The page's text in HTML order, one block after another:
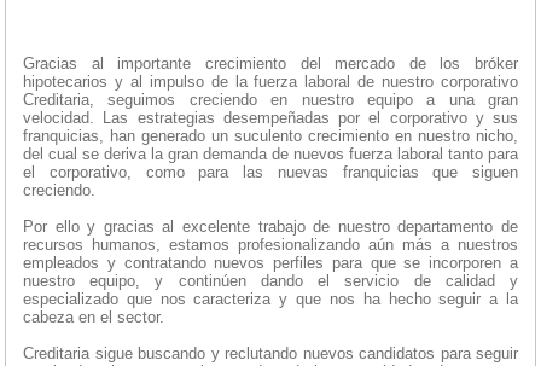
Gracias al importante crecimiento del mercado de los bróker
hipotecarios y al impulso de la fuerza laboral de nuestro corporativo
Creditaria, seguimos creciendo en nuestro equipo a una gran
velocidad. Las estrategias desempeñadas por el corporativo y sus
franquicias, han generado un suculento crecimiento en nuestro nicho,
del cual se deriva la gran demanda de nuevos fuerza laboral tanto para
el corporativo, como para las nuevas franquicias que siguen
creciendo.
Por ello y gracias al excelente trabajo de nuestro departamento de
recursos humanos, estamos profesionalizando aún más a nuestros
empleados y contratando nuevos perfiles para que se incorporen a
nuestro equipo, y continúen dando el servicio de calidad y
especializado que nos caracteriza y que nos ha hecho seguir a la
cabeza en el sector.
Creditaria sigue buscando y reclutando nuevos candidatos para seguir